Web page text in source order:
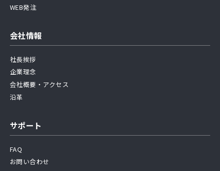
WEB発注
会社情報
社長挨拶
企業理念
会社概要・アクセス
沿革
サポート
FAQ
お問い合わせ